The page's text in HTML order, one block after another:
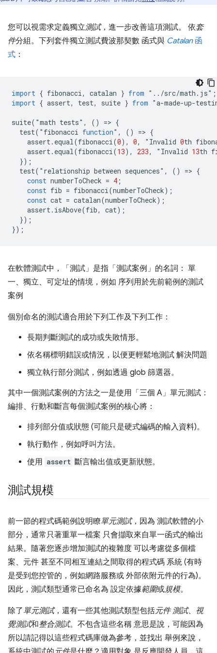
您可以視需求定義獨立測試，進一步改善這項測試。 依套
件分組。下列套件獨立測試費波那契數 函式與 Catalan函
式 ：
import { fibonacci, catalan } from " .. /src/math . js" ;
import { assert, test, suite } from "a-made-up-
suite( "math tests" , () => {
test( " fibonacci function" , () => {
assert. equal(fibonacci(0), 0, " Invalid 0th
assert. equal(fibonacci(13), 233, " Invalid 13th
});
test( " relationship between sequences" , () => {
const numberToCheck = 4 ;
const fib = fibonacci(numberToCheck);
const cat = catalan(numberToCheck);
assert. isAbove(fib, cat);
});
});
在軟體測試中，「測試」 是指「測試案例」 的名詞： 單
一、獨立、可定址的情境，例如 序列用於先前範例的測試
案例
個別命名的測試適合用於下列工作及下列工作：
長期判斷測試的成功或失敗情形。
依名稱標明錯誤或情況，以便更輕鬆地測試 解決問題
獨立執行部分測試，例如透過 glob 篩選器。
其中一個測試案例的方法之一是使用「三個 A」單元測試：
編排、行動和斷言每個測試案例的核心將：
排列部分值或狀態 (可能只是硬式編碼的輸入資料)。
執行動作，例如呼叫方法。
使用 assert 斷言輸出值或更新狀態。
測試規模
前一節的程式碼範例說明瞭單元測試，因為 測試軟體的小
部分，通常只著重單一檔案 只會擷取來自單一函式的輸出
結果。隨著您逐步增加測試的複雜度 可以考慮從多個檔
案、元件 甚至不同相互連結之間取得的程式碼 系統 (有時
是受到您控管的，例如網路服務或 外部依附元件的行為)。
因此，測試類型通常已命名為 設定依據範圍或規模。
除了單元測試，還有一些其他測試類型包括元件 測試、 視
覺測試和整合測試。不包含這些名稱 意思是說，可能因為
所以請記得以這些程式碼庫做為參考，並找出 舉例來說，